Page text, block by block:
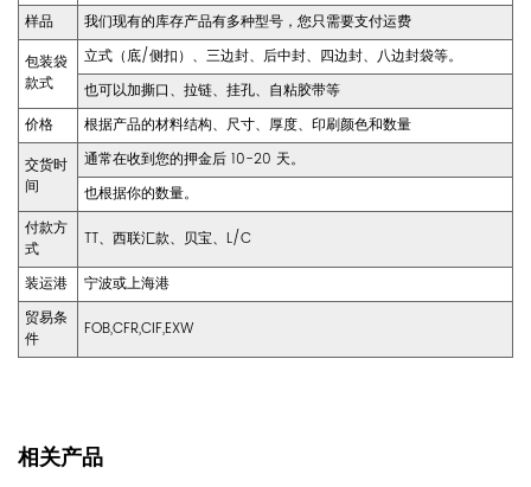
样品
我们现有的库存产品有多种型号，您只需要支付运费
包装袋
款式
立式（底/侧扣）、三边封、后中封、四边封、八边封袋等。
也可以加撕口、拉链、挂孔、自粘胶带等
价格
根据产品的材料结构、尺寸、厚度、印刷颜色和数量
交货时
间
通常在收到您的押金后 10-20 天。
也根据你的数量。
付款方
式
TT、西联汇款、贝宝、L/C
装运港
宁波或上海港
贸易条
件
FOB,CFR,CIF,EXW
相关产品